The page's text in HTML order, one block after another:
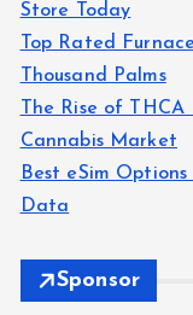
Store Today
Top Rated
Thousand Palms
The Rise of
Cannabis Market
Best eSim
Data
Sponsor